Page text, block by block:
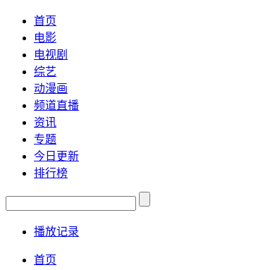
首页
电影
电视剧
综艺
动漫画
频道直播
资讯
专题
今日更新
排行榜
播放记录
首页